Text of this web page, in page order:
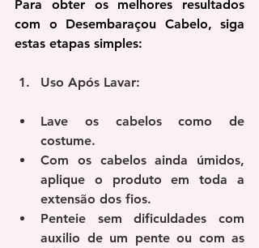
Para obter os melhores resultados
com o Desembaraçou Cabelo, siga
estas etapas simples:
Uso Após Lavar:
Lave os cabelos como de
costume.
Com os cabelos ainda úmidos,
aplique o produto em toda a
extensão dos fios.
Penteie sem dificuldades com
auxilio de um pente ou com as